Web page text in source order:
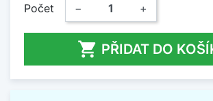
Počet − +
 PŘIDAT DO